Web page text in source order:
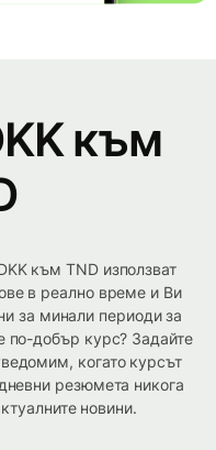
към
към TND използват
в реално време и Ви
за минали периоди за
по-добър курс? Задайте
когато курсът
резюмета никога
новини.